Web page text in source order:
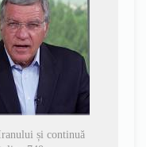
și continuă